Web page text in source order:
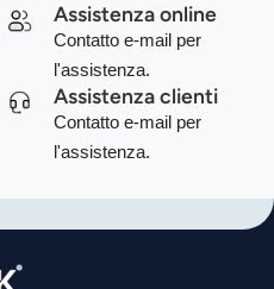
Assistenza online
Contatto e-mail per
l'assistenza.
Assistenza clienti
Contatto e-mail per
l'assistenza.